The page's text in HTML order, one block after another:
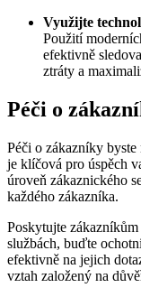
Využijte
Použití
efektivně
ztráty a
Péči o
Péči o zákazníky
je klíčová pro úspěch
úroveň zákaznického
každého zákazníka.
Poskytujte
službách, buďte
efektivně na jejich
vztah založený na